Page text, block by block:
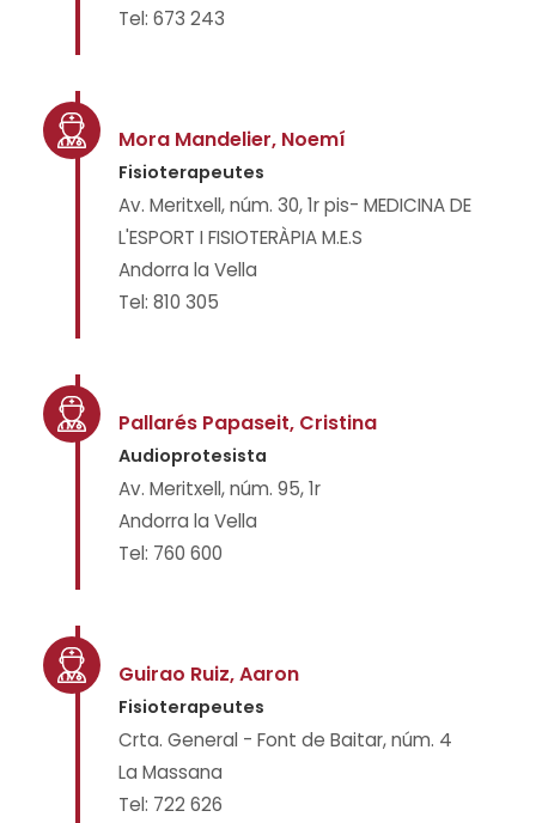
Tel: 673 243
Mora Mandelier, Noemí
Fisioterapeutes
Av. Meritxell, núm. 30, 1r pis- MEDICINA DE
L'ESPORT I FISIOTERÀPIA M.E.S
Andorra la Vella
Tel: 810 305
Pallarés Papaseit, Cristina
Audioprotesista
Av. Meritxell, núm. 95, 1r
Andorra la Vella
Tel: 760 600
Guirao Ruiz, Aaron
Fisioterapeutes
Crta. General - Font de Baitar, núm. 4
La Massana
Tel: 722 626